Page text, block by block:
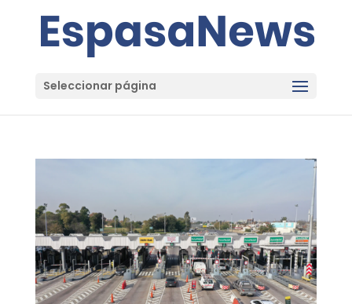
Seleccionar página